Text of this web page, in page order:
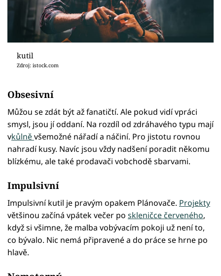
kutil
Zdroj: istock.com
Obsesivní
Můžou se zdát být až fanatičtí. Ale pokud vidí vpráci
smysl, jsou jí oddaní. Na rozdíl od zdráhavého typu mají
vkůlněvšemožné nářadí a náčiní. Pro jistotu rovnou
nahradí kusy. Navíc jsou vždy nadšení poradit někomu
blízkému, ale také prodavači vobchodě sbarvami.
Impulsivní
Impulsivní kutil je pravým opakem Plánovače. Projekty
většinou začíná vpátek večer po skleničce červeného,
když si všimne, že malba vobývacím pokoji už není to,
co bývalo. Nic nemá připravené a do práce se hrne po
hlavě.